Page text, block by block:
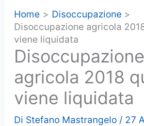
Home
Disoccupazione
Disoccupazione agricola
viene liquidata
Disoccupazione
agricola 2018
viene liquidata
Di Stefano Mastrangelo / 27